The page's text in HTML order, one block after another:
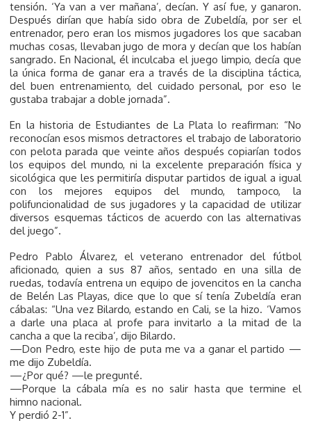
tensión. ‘Ya van a ver mañana’, decían. Y así fue, y ganaron.
Después dirían que había sido obra de Zubeldía, por ser el
entrenador, pero eran los mismos jugadores los que sacaban
muchas cosas, llevaban jugo de mora y decían que los habían
sangrado. En Nacional, él inculcaba el juego limpio, decía que
la única forma de ganar era a través de la disciplina táctica,
del buen entrenamiento, del cuidado personal, por eso le
gustaba trabajar a doble jornada”.
En la historia de Estudiantes de La Plata lo reafirman: “No
reconocían esos mismos detractores el trabajo de laboratorio
con pelota parada que veinte años después copiarían todos
los equipos del mundo, ni la excelente preparación física y
sicológica que les permitiría disputar partidos de igual a igual
con los mejores equipos del mundo, tampoco, la
polifuncionalidad de sus jugadores y la capacidad de utilizar
diversos esquemas tácticos de acuerdo con las alternativas
del juego”.
Pedro Pablo Álvarez, el veterano entrenador del fútbol
aficionado, quien a sus 87 años, sentado en una silla de
ruedas, todavía entrena un equipo de jovencitos en la cancha
de Belén Las Playas, dice que lo que sí tenía Zubeldía eran
cábalas: “Una vez Bilardo, estando en Cali, se la hizo. ‘Vamos
a darle una placa al profe para invitarlo a la mitad de la
cancha a que la reciba’, dijo Bilardo.
—Don Pedro, este hijo de puta me va a ganar el partido —
me dijo Zubeldía.
—¿Por qué? —le pregunté.
—Porque la cábala mía es no salir hasta que termine el
himno nacional.
Y perdió 2-1”.